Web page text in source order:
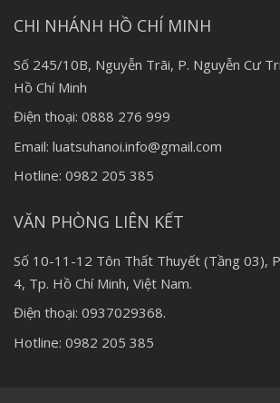
CHI NHÁNH HỒ CHÍ MINH
Số 245/10B, Nguyễn Trãi, P. Nguyễn Cư
Hồ Chí Minh
Điện thoại: 0888 276 999
Email: luatsuhanoi.info@gmail.com
Hotline: 0982 205 385
VĂN PHÒNG LIÊN KẾT
Số 10-11-12 Tôn Thất Thuyết (Tầng 03),
4, Tp. Hồ Chí Minh, Việt Nam.
Điện thoại: 0937029368.
Hotline: 0982 205 385